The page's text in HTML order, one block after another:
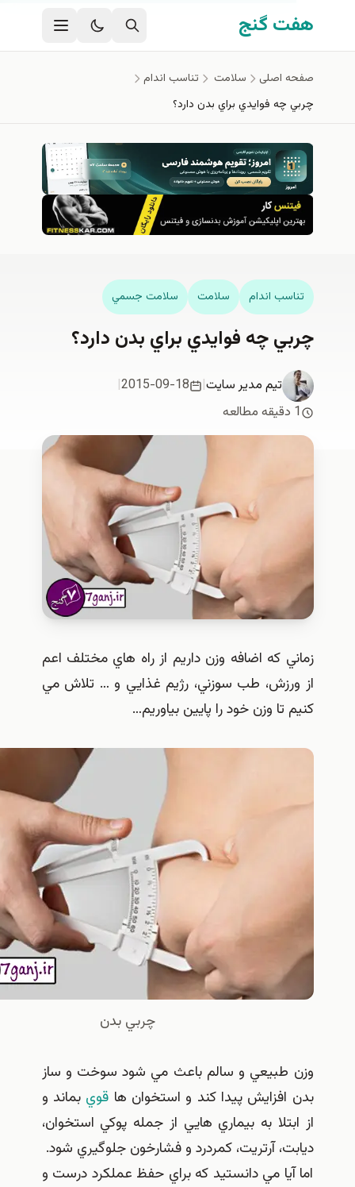
گنج
سلامت
تناسب اندام
چه فوايدي براي بدن دارد؟
اندام سلامت سلامت جسمي
چه فوايدي براي بدن دارد؟
تیم مدیر سایت |
2015-09-18
|
که اضافه وزن داريم از راه هاي مختلف اعم
طب سوزني، رژيم غذايي و … تلاش مي
تا وزن خود را پايين بياوريم…
طبيعي و سالم باعث مي شود سوخت و ساز
افزايش پيدا کند و استخوان هاقويبماند و
به بيماري هايي از جمله پوکي استخوان،
آرتريت، کمردرد و فشارخون جلوگيري شود.
آيا مي دانستيد که براي حفظ عملکرد درست و